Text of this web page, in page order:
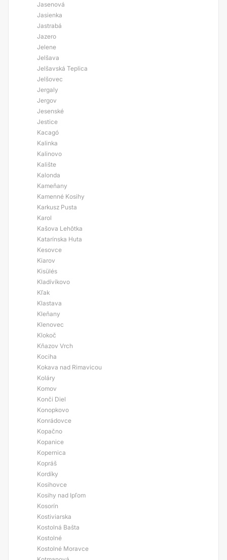
Jasenová
Jasienka
Jastrabá
Jazero
Jelene
Jelšava
Jelšavská Teplica
Jelšovec
Jergaly
Jergov
Jesenské
Jestice
Kacagó
Kalinka
Kalinovo
Kalište
Kalonda
Kameňany
Kamenné Kosihy
Karkusz Pusta
Karol
Kašova Lehôtka
Katarínska Huta
Kesovce
Kiarov
Kisülés
Kladívíkovo
Kľak
Klastava
Kleňany
Klenovec
Klokoč
Kňazov Vrch
Kociha
Kokava nad Rimavicou
Koláry
Komov
Konči Diel
Konopkovo
Konrádovce
Kopačno
Kopanice
Kopernica
Kopráš
Kordíky
Kosihovce
Kosihy nad Ipľom
Kosorín
Kostiviarska
Kostolná Bašta
Kostolné
Kostolné Moravce